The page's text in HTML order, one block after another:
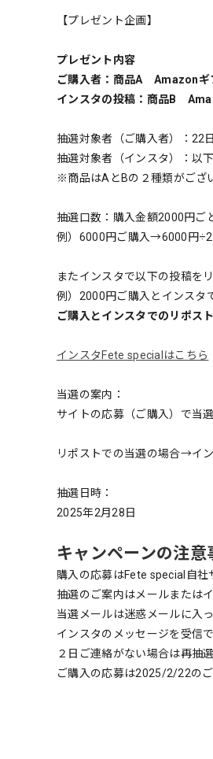
【プレゼント企画】
プレゼント内容
ご購入者：商品A Amazon
インスタの投稿：商品B
抽選対象者（ご購入者）：22
抽選対象者（インスタ）：以
※商品はAとBの２種類がござ
抽選口数：購入金額2000円ご
例）6000円ご購入→6000円
またインスタで以下の投稿を
例）2000円ご購入とインス
ご購入とインスタでのリポス
インスタFete specialはこちら
当選の案内：
サイトの応募（ご購入）で当
リポストでの当選の場合→イ
抽選日時：
2025年2月28日
キャンペーンの注意
購入の応募はFete special自社
抽選のご案内はメールまたは
当選メールは迷惑メールに入
インスタのメッセージを受信
２日ご連絡がない場合は再抽
ご購入の応募は2025/2/22の